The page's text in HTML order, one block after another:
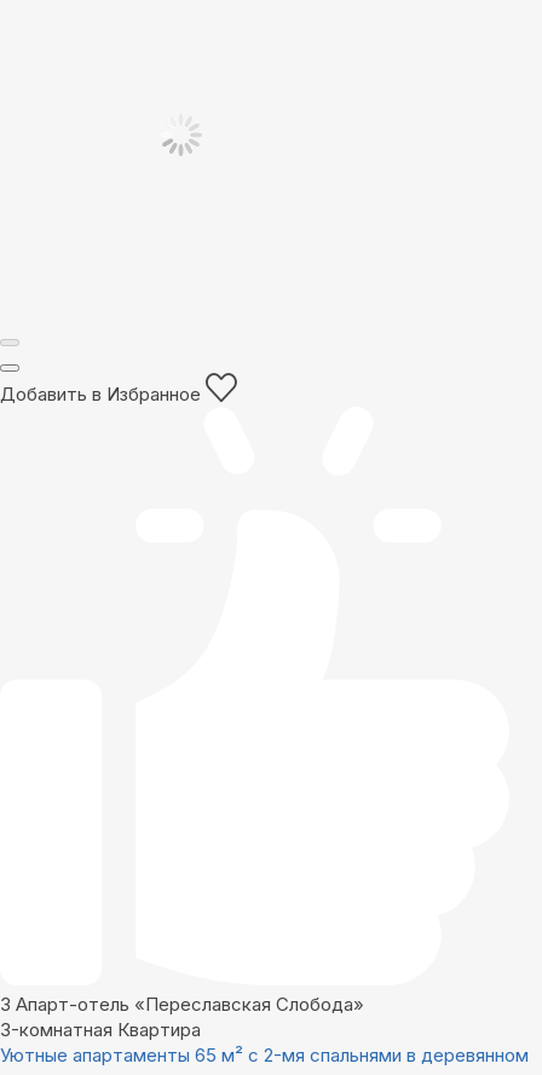
Добавить в Избранное
3 Апарт-отель «Переславская Слобода»
3-комнатная Квартира
Уютные апартаменты 65 м² c 2-мя спальнями в деревянном